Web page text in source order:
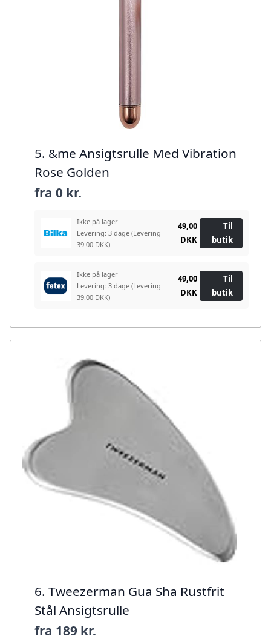
5. &me Ansigtsrulle Med Vibration
Rose Golden
fra 0 kr.
Ikke på lager
Levering: 3 dage (Levering
39.00 DKK)
49,00
DKK
Til
butik
Ikke på lager
Levering: 3 dage (Levering
39.00 DKK)
49,00
DKK
Til
butik
6. Tweezerman Gua Sha Rustfrit
Stål Ansigtsrulle
fra 189 kr.